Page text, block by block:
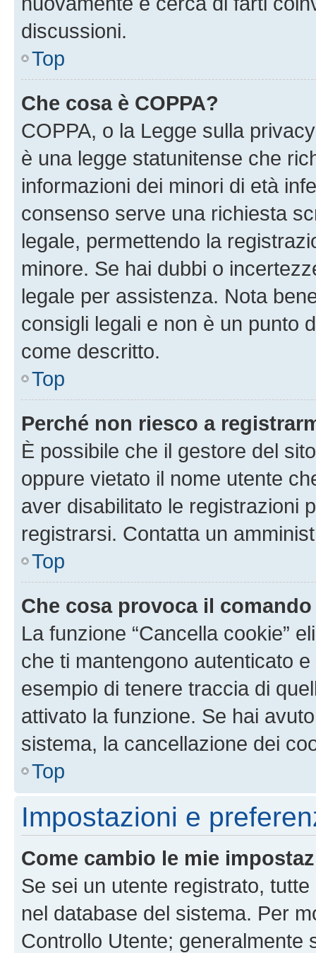
discussioni.
Top
Che cosa è COPPA?
COPPA, o la Legge sulla
è una legge statunitense che
informazioni dei minori di età
consenso serve una richiesta
legale, permettendo la
minore. Se hai dubbi o
legale per assistenza. Nota
consigli legali e non è un punto
come descritto.
Top
Perché non riesco a
È possibile che il gestore del
oppure vietato il nome utente
aver disabilitato le registrazioni
registrarsi. Contatta un
Top
Che cosa provoca il
La funzione “Cancella cookie”
che ti mantengono autenticato
esempio di tenere traccia di
attivato la funzione. Se hai
sistema, la cancellazione dei
Top
Impostazioni e
Come cambio le mie
Se sei un utente registrato,
nel database del sistema. Per
Controllo Utente; generalmente